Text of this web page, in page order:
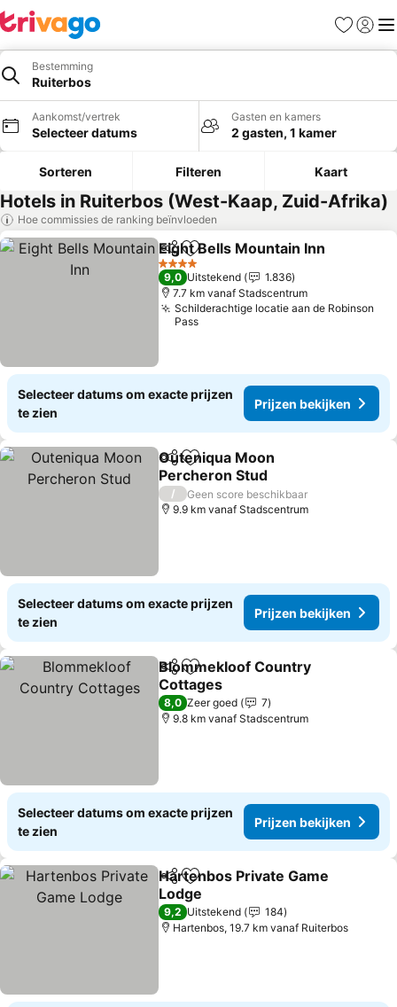
Favorieten
Bestemming
Ruiterbos
Aankomst/vertrek
Selecteer datums
Gasten en kamers
2 gasten, 1 kamer
Sorteren Filteren Kaart
Hotels in Ruiterbos (West-Kaap, Zuid-Afrika)
Hoe commissies de ranking beïnvloeden
DelenToevoegen aan favorieten
Eight Bells Mountain Inn
4 Sterren
9,0 Uitstekend
1.836
7.7 km vanaf Stadscentrum
Schilderachtige locatie aan de Robinson
Pass
Selecteer datums om exacte prijzen
te zien
Prijzen bekijken
DelenToevoegen aan favorieten
Outeniqua Moon
Percheron Stud
Prijzen bekijken
/
Geen score beschikbaar
9.9 km vanaf Stadscentrum
Selecteer datums om exacte prijzen
te zien
Prijzen bekijken
DelenToevoegen aan favorieten
Blommekloof Country
Cottages
Prijzen bekijken
8,0 Zeer goed
7
9.8 km vanaf Stadscentrum
Selecteer datums om exacte prijzen
te zien
Prijzen bekijken
DelenToevoegen aan favorieten
Hartenbos Private Game
Lodge
Prijzen bekijken
9,2 Uitstekend
184
Hartenbos, 19.7 km vanaf Ruiterbos